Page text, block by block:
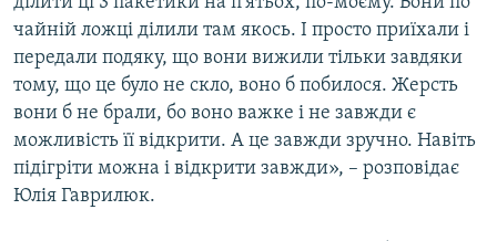
чайній ложці ділили там якось. І просто приїхали і
передали подяку, що вони вижили тільки завдяки
тому, що це було не скло, воно б побилося. Жерсть
вони б не брали, бо воно важке і не завжди є
можливість її відкрити. А це завжди зручно. Навіть
підігріти можна і відкрити завжди», – розповідає
Юлія Гаврилюк.